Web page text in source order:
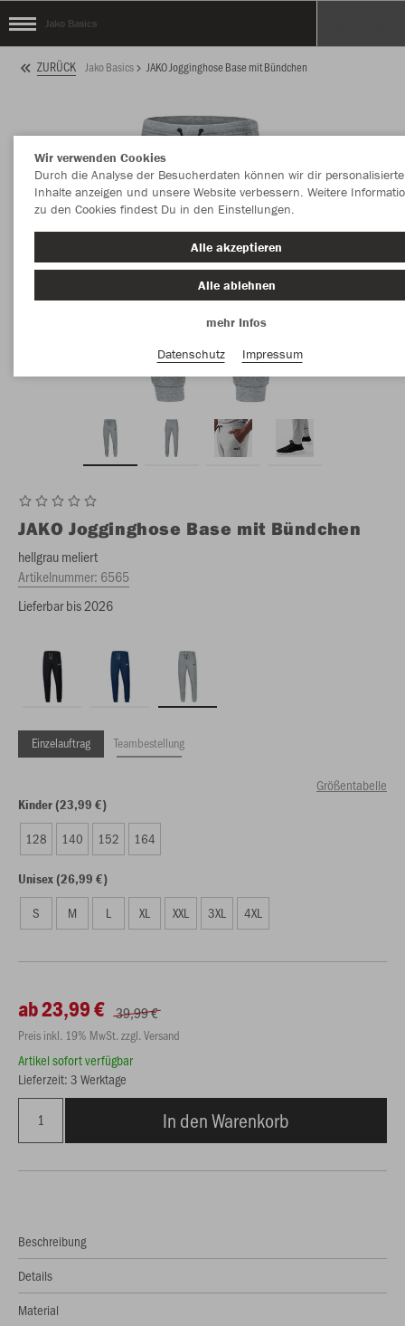
Jako Basics
ZURÜCK Jako Basics JAKO Jogginghose Base mit Bündchen
JAKO Jogginghose Base mit Bündchen
hellgrau meliert
Artikelnummer: 6565
Lieferbar bis 2026
Einzelauftrag Teambestellung
Größentabelle
Kinder (23,99 €)
128 140 152 164
Unisex (26,99 €)
S M L XL XXL 3XL 4XL
ab 23,99 € 39,99 €
Preis inkl. 19% MwSt. zzgl. Versand
Artikel sofort verfügbar
Lieferzeit: 3 Werktage
In den Warenkorb
Beschreibung
Details
Material
Wir verwenden Cookies
Durch die Analyse der Besucherdaten können wir dir personalisierte
Inhalte anzeigen und unsere Website verbessern. Weitere
zu den Cookies findest Du in den Einstellungen.
Alle akzeptieren
Alle ablehnen
mehr Infos
Datenschutz
Impressum